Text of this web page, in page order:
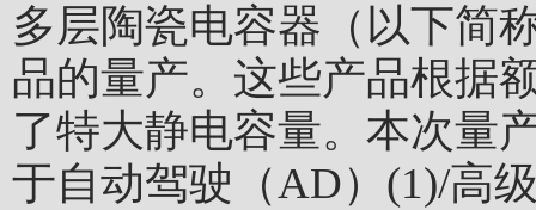
多层陶瓷电容器（以下简
品的量产。这些产品根据
了特大静电容量。本次量
于自动驾驶（AD）(1)/高